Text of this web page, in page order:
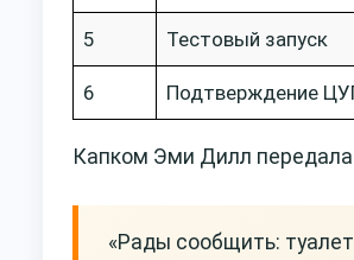
5 Тестовый запуск
6 Подтверждение
Капком Эми Дилл передала
«Рады сообщить: